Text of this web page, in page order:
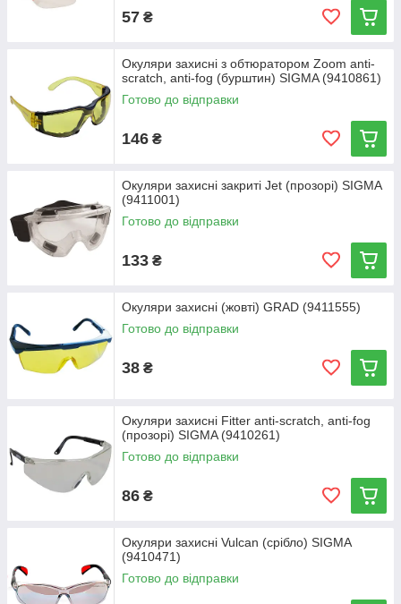
57 ₴
Окуляри захисні з обтюратором Zoom anti-
scratch, anti-fog (бурштин) SIGMA (9410861)
Готово до відправки
146 ₴
Окуляри захисні закриті Jet (прозорі) SIGMA
(9411001)
Готово до відправки
133 ₴
Окуляри захисні (жовті) GRAD (9411555)
Готово до відправки
38 ₴
Окуляри захисні Fitter anti-scratch, anti-fog
(прозорі) SIGMA (9410261)
Готово до відправки
86 ₴
Окуляри захисні Vulcan (срібло) SIGMA
(9410471)
Готово до відправки